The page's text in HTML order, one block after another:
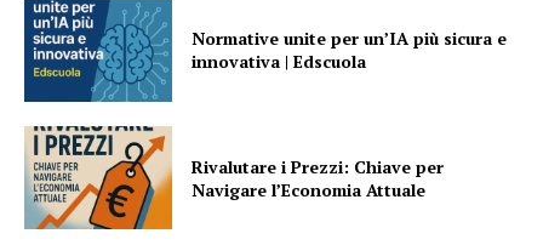
Normative unite per un’IA più sicura e
innovativa | Edscuola
Rivalutare i Prezzi: Chiave per
Navigare l’Economia Attuale